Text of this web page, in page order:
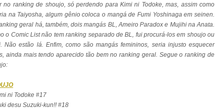
no ranking de shoujo, só perdendo para Kimi ni Todoke, mas, assim como
na Taiyosha, algum gênio coloca o mangá de Fumi Yoshinaga em seinen.
geral há, também, dois mangás BL, Ameiro Paradox e Mujihi na Anata.
o Comic List não tem ranking separado de BL, fui procurá-los em shoujo ou
Não estão lá. Enfim, como são mangás femininos, seria injusto esquecer
ainda mais tendo aparecido tão bem no ranking geral. Segue o ranking de
ni Todoke #17
desu Suzuki-kun!! #18